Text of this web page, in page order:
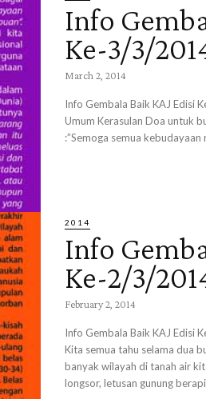
Info
Ke-3/3/
March 2, 2014
Info Gembala Baik KAJ Edisi
Umum Kerasulan Doa untuk
:”Semoga semua
2014
Info
Ke-2/3/
February 2, 2014
Info Gembala Baik KAJ Edisi
Kita semua tahu selama dua
banyak wilayah di tanah air
longsor, letusan gunung